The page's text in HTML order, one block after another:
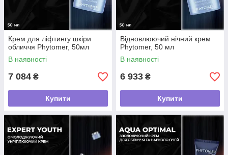
Крем для ліфтингу шкіри
обличчя Phytomer, 50мл
В наявності
7 084 ₴
Купити
Відновлюючий нічний крем
Phytomer, 50 мл
В наявності
6 933 ₴
Купити